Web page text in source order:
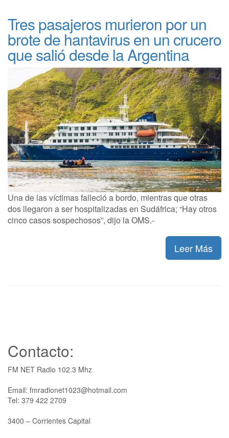
Tres pasajeros murieron por un
brote de hantavirus en un crucero
que salió desde la Argentina
Una de las víctimas falleció a bordo, mientras que otras
dos llegaron a ser hospitalizadas en Sudáfrica; “Hay otros
cinco casos sospechosos”, dijo la OMS.-
Leer Más
Contacto:
FM NET Radio 102.3 Mhz
Email: fmradionet1023@hotmail.com
Tel: 379 422 2709
3400 – Corrientes Capital